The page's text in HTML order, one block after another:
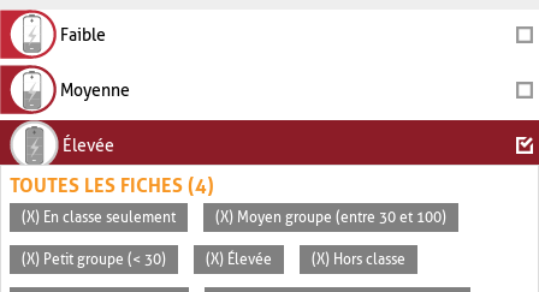
Faible
Moyenne
Élevée
TOUTES LES FICHES (4)
(X) En classe seulement (X) Moyen groupe (entre 30 et 100)
(X) Petit groupe (< 30) (X) Élevée (X) Hors classe